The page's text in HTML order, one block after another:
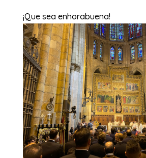
¡Que sea enhorabuena!